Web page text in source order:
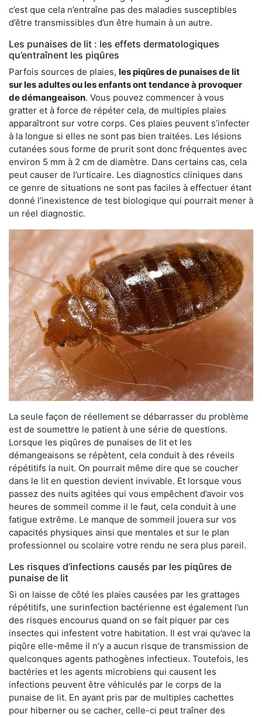
c’est que cela n’entraîne pas des maladies susceptibles
d’être transmissibles d’un être humain à un autre.
Les punaises de lit : les effets dermatologiques
qu’entraînent les piqûres
Parfois sources de plaies, les piqûres de punaises de lit
sur les adultes ou les enfants ont tendance à provoquer
de démangeaison. Vous pouvez commencer à vous
gratter et à force de répéter cela, de multiples plaies
apparaîtront sur votre corps. Ces plaies peuvent s’infecter
à la longue si elles ne sont pas bien traitées. Les lésions
cutanées sous forme de prurit sont donc fréquentes avec
environ 5 mm à 2 cm de diamètre. Dans certains cas, cela
peut causer de l’urticaire. Les diagnostics cliniques dans
ce genre de situations ne sont pas faciles à effectuer étant
donné l’inexistence de test biologique qui pourrait mener à
un réel diagnostic.
La seule façon de réellement se débarrasser du problème
est de soumettre le patient à une série de questions.
Lorsque les piqûres de punaises de lit et les
démangeaisons se répètent, cela conduit à des réveils
répétitifs la nuit. On pourrait même dire que se coucher
dans le lit en question devient invivable. Et lorsque vous
passez des nuits agitées qui vous empêchent d’avoir vos
heures de sommeil comme il le faut, cela conduit à une
fatigue extrême. Le manque de sommeil jouera sur vos
capacités physiques ainsi que mentales et sur le plan
professionnel ou scolaire votre rendu ne sera plus pareil.
Les risques d’infections causés par les piqûres de
punaise de lit
Si on laisse de côté les plaies causées par les grattages
répétitifs, une surinfection bactérienne est également l’un
des risques encourus quand on se fait piquer par ces
insectes qui infestent votre habitation. Il est vrai qu’avec la
piqûre elle-même il n’y a aucun risque de transmission de
quelconques agents pathogènes infectieux. Toutefois, les
bactéries et les agents microbiens qui causent les
infections peuvent être véhiculés par le corps de la
punaise de lit. En ayant pris par de multiples cachettes
pour hiberner ou se cacher, celle-ci peut traîner des